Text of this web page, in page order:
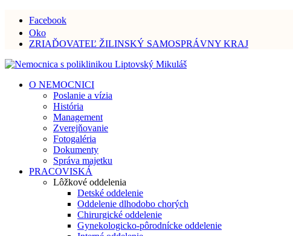
Facebook
Oko
ZRIAĎOVATEĽ ŽILINSKÝ SAMOSPRÁVNY KRAJ
O NEMOCNICI
Poslanie a vízia
História
Management
Zverejňovanie
Fotogaléria
Dokumenty
Správa majetku
PRACOVISKÁ
Lôžkové oddelenia
Detské oddelenie
Oddelenie dlhodobo chorých
Chirurgické oddelenie
Gynekologicko-pôrodnícke oddelenie